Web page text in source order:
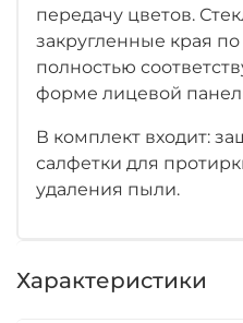
передачу цветов.
закругленные края
полностью
форме лицевой
В комплект входит:
салфетки для
удаления пыли.
Характеристики